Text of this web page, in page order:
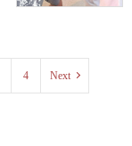
4 Next